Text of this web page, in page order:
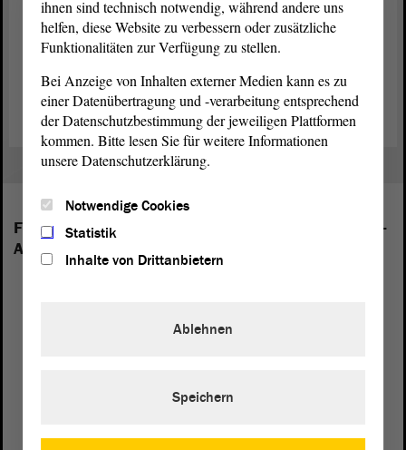
und schreibt seit einigen Jahren auch Gedichte.
Beide Ausstellungen können bis zum 22. Mai, von Montag bis
Freitag, in der Zeit von 8 bis 18 Uhr im Parlamentsgebäude am
Domplatz 6 – 9 in Magdeburg besucht werden. Der Eintritt ist frei.
Folgende Fraktionen sind im Landtag von Sachsen-
Anhalt vertreten:
ihnen sind technisch notwendig, während andere uns
helfen, diese Website zu verbessern oder zusätzliche
Funktionalitäten zur Verfügung zu stellen.
Bei Anzeige von Inhalten externer Medien kann es zu
einer Datenübertragung und -verarbeitung entsprechend
der Datenschutzbestimmung der jeweiligen Plattformen
kommen. Bitte lesen Sie für weitere Informationen
unsere Datenschutzerklärung.
Notwendige Cookies
Statistik
Inhalte von Drittanbietern
Ablehnen
Speichern